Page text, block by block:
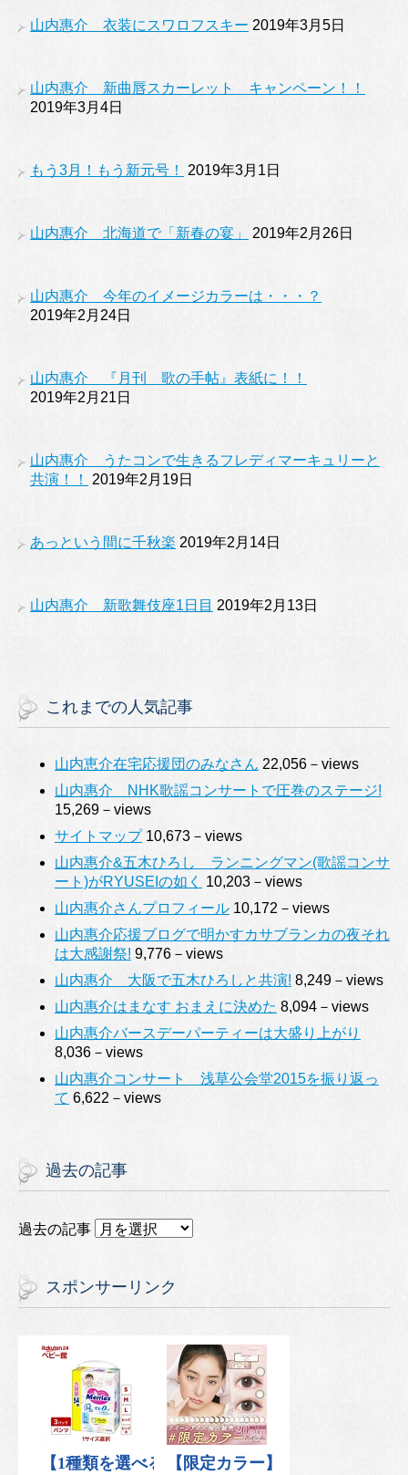
山内惠介 衣装にスワロフスキー 2019年3月5日
山内惠介 新曲唇スカーレット キャンペーン！！
2019年3月4日
もう3月！もう新元号！ 2019年3月1日
山内惠介 北海道で「新春の宴」 2019年2月26日
山内惠介 今年のイメージカラーは・・・？
2019年2月24日
山内惠介 『月刊 歌の手帖』表紙に！！
2019年2月21日
山内惠介 うたコンで生きるフレディマーキュリーと
共演！！
2019年2月19日
あっという間に千秋楽 2019年2月14日
山内惠介 新歌舞伎座1日目 2019年2月13日
これまでの人気記事
山内恵介在宅応援団のみなさん 22,056－views
山内惠介 NHK歌謡コンサートで圧巻のステージ!
15,269－views
サイトマップ10,673－views
山内惠介&五木ひろし ランニングマン(歌謡コンサ
ート)がRYUSEIの如く
10,203－views
山内惠介さんプロフィール 10,172－views
山内惠介応援ブログで明かすカサブランカの夜それ
は大感謝祭! 9,776－views
山内惠介 大阪で五木ひろしと共演! 8,249－views
山内惠介はまなす おまえに決めた 8,094－views
山内惠介バースデーパーティーは大盛り上がり
8,036－views
山内惠介コンサート 浅草公会堂2015を振り返っ
て 6,622－views
過去の記事
過去の記事
スポンサーリンク